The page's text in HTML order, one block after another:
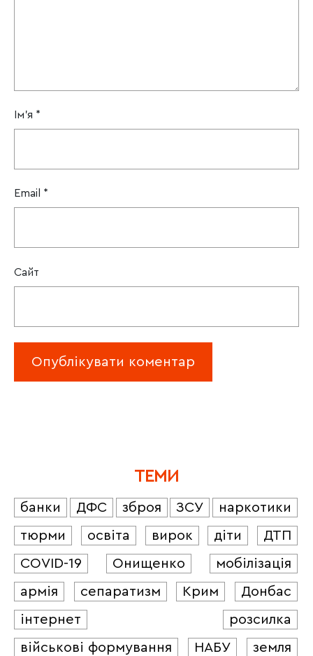
Ім'я *
Email *
Сайт
ТЕМИ
банки ДФС зброя ЗСУ
наркотики
тюрми
освіта вирок діти
ДТП
COVID-19
Онищенко
мобілізація
армія
сепаратизм Крим
Донбас
інтернет
розсилка
військові формування
НАБУ
земля